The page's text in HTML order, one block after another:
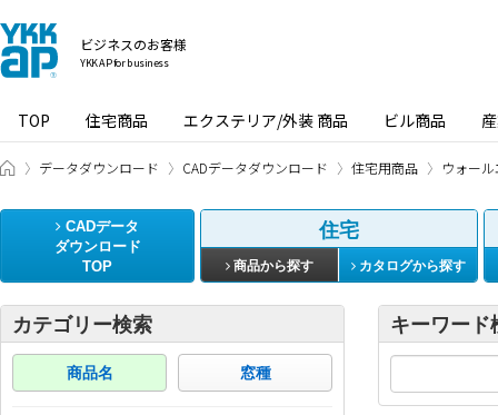
ビジネスのお客様
YKK AP for business
TOP 住宅商品 エクステリア/外装 商品 ビル商品
ビジネスのお客様 HOME
データダウンロード CADデータダウンロード 住宅用商品 ウォー
CADデータ
ダウンロード
TOP
住宅
商品から探す カタログから探す
カテゴリー検索
商品名 窓種
キーワード